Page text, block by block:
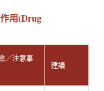
用(Drug
／注意事
建議